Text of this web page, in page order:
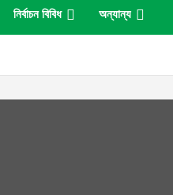
নির্বাচন বিবিধ অন্যান্য